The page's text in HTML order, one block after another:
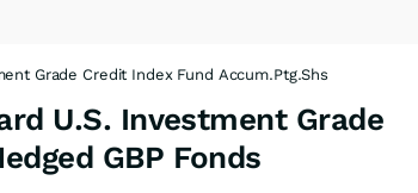
Grade Credit Index Fund Accum.Ptg.Shs
U.S. Investment Grade
GBP Fonds